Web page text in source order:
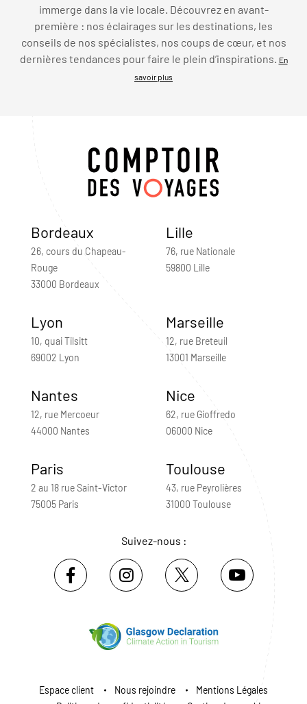
immerge dans la vie locale. Découvrez en avant-
première : nos éclairages sur les destinations, les
conseils de nos spécialistes, nos coups de cœur, et nos
dernières tendances pour faire le plein d’inspirations.
En
savoir plus
Bordeaux
26, cours du Chapeau-
Rouge
33000 Bordeaux
Lille
76, rue Nationale
59800 Lille
Lyon
10, quai Tilsitt
69002 Lyon
Marseille
12, rue Breteuil
13001 Marseille
Nantes
12, rue Mercoeur
44000 Nantes
Nice
62, rue Gioffredo
06000 Nice
Paris
2 au 18 rue Saint-Victor
75005 Paris
Toulouse
43, rue Peyrolières
31000 Toulouse
Suivez-nous :
Espace client Nous rejoindre
Mentions Légales